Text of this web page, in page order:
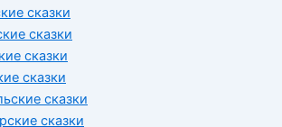
сказки
сказки
сказки
сказки
сказки
сказки